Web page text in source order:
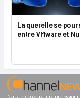
La querelle se
entre VMware et
Nous proposons aux